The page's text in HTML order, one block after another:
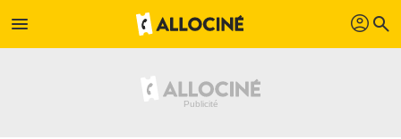
menu profil search